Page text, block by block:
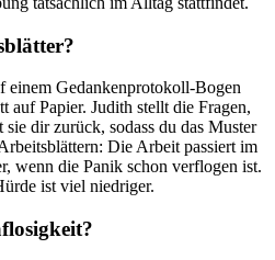
einem Gedankenprotokoll-Bogen
auf Papier. Judith stellt die Fragen,
dir zurück, sodass du das Muster
Die Arbeit passiert im
wenn die Panik schon verflogen ist.
ist viel niedriger.